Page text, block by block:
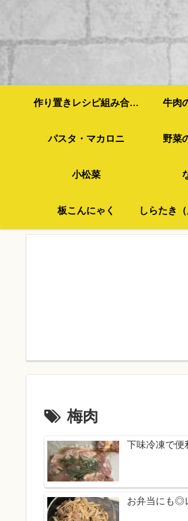
作り置きレシピ組み合わせ例 牛肉
パスタ・マカロニ 野菜
小松菜
板こんにゃく
梅肉
下味冷凍で便
お弁当にも◎